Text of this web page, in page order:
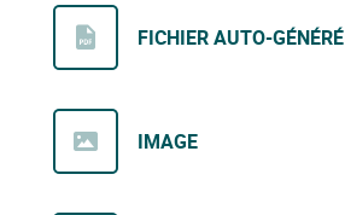
FICHIER AUTO-GÉNÉRÉ
IMAGE